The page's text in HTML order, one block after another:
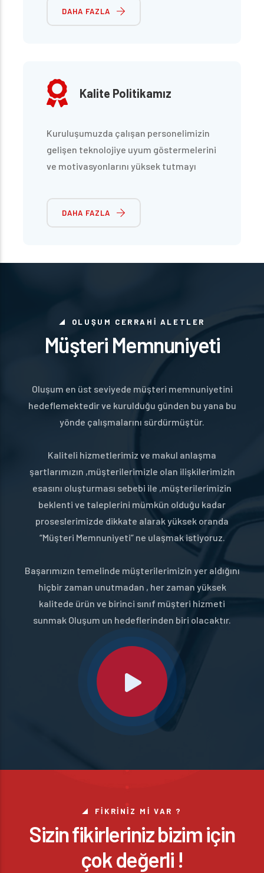
dışına “ know how” transferi
DAHA FAZLA
Kalite Politikamız
Kuruluşumuzda çalışan personelimizin
gelişen teknolojiye uyum göstermelerini
ve motivasyonlarını yüksek tutmayı
eğitimlerle becerilerini artırmalarını
sağlıyoruz.
DAHA FAZLA
OLUŞUM CERRAHİ ALETLER
Müşteri Memnuniyeti
Oluşum en üst seviyede müşteri memnuniyetini
hedeflemektedir ve kurulduğu günden bu yana bu
yönde çalışmalarını sürdürmüştür.
Kaliteli hizmetlerimiz ve makul anlaşma
şartlarımızın ,müşterilerimizle olan ilişkilerimizin
esasını oluşturması sebebi ile ,müşterilerimizin
beklenti ve taleplerini mümkün olduğu kadar
proseslerimizde dikkate alarak yüksek oranda
“Müşteri Memnuniyeti” ne ulaşmak istiyoruz.
Başarımızın temelinde müşterilerimizin yer aldığını
hiçbir zaman unutmadan , her zaman yüksek
kalitede ürün ve birinci sınıf müşteri hizmeti
sunmak Oluşum un hedeflerinden biri olacaktır.
FIKRINIZ MI VAR ?
Sizin fikirleriniz bizim için
çok değerli !